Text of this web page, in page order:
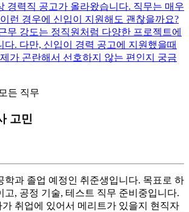
경력직 공고가 올라왔습니다. 직무는 매우
런 경우에 신입이 지원해도 괜찮을까요?
무 강도는 정직원처럼 다양한 프로젝트에
다. 다만, 신입이 경력 공고에 지원했을때
가 곤란해서 선호하지 않는 편인지 궁금
든 직무
고민
학과 졸업 예정인 취준생입니다. 목표로 하
고, 공정 기술, 테스트 직무 준비중입니다.
취업에 있어서 메리트가 있을지 현직자